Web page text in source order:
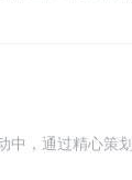
处理、支付等功
中，通过精心策